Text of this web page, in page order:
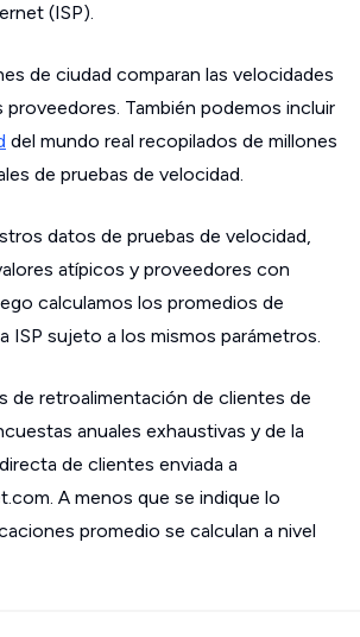
(ISP).
de ciudad comparan las velocidades
proveedores. También podemos incluir
del mundo real recopilados de millones
de pruebas de velocidad.
datos de pruebas de velocidad,
atípicos y proveedores con
calculamos los promedios de
ISP sujeto a los mismos parámetros.
de retroalimentación de clientes de
anuales exhaustivas y de la
de clientes enviada a
A menos que se indique lo
promedio se calculan a nivel